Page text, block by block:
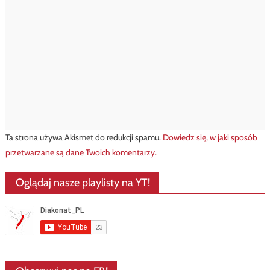
Ta strona używa Akismet do redukcji spamu. Dowiedz się, w jaki sposób
przetwarzane są dane Twoich komentarzy.
Oglądaj nasze playlisty na YT!